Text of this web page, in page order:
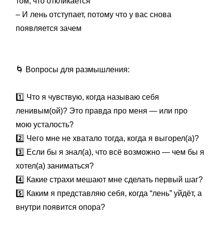
– И лень отступает, потому что у вас снова
появляется зачем
🌀 Вопросы для размышления:
1️⃣ Что я чувствую, когда называю себя
ленивым(ой)? Это правда про меня — или про
мою усталость?
2️⃣ Чего мне не хватало тогда, когда я выгорел(а)?
3️⃣ Если бы я знал(а), что всё возможно — чем бы я
хотел(а) заниматься?
4️⃣ Какие страхи мешают мне сделать первый шаг?
5️⃣ Каким я представляю себя, когда “лень” уйдёт, а
внутри появится опора?